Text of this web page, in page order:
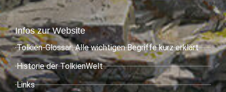
Infos zur Website
Tolkien-Glossar: Alle wichtigen Begriffe kurz erklärt
Historie der TolkienWelt
Links